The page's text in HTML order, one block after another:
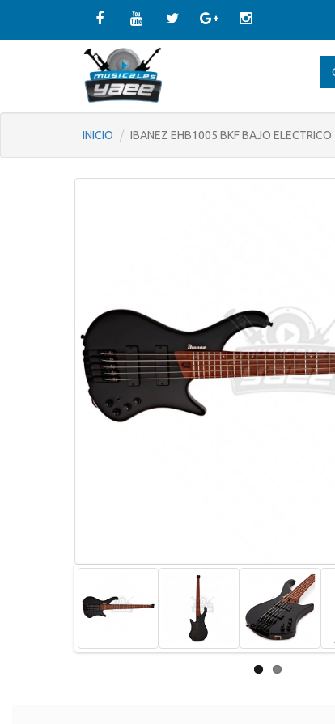
INICIO IBANEZ EHB1005 BKF BAJO